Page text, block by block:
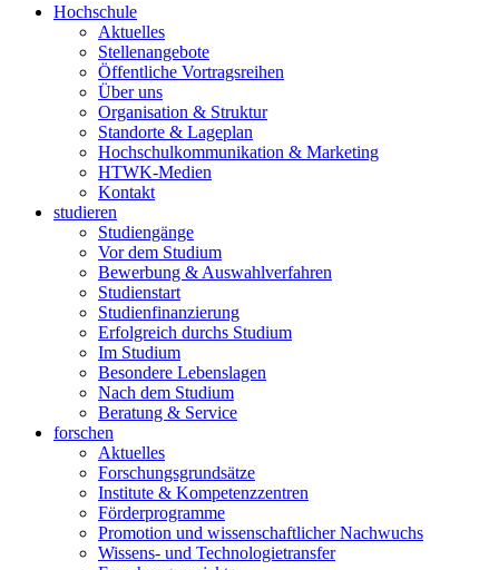
Hochschule
Aktuelles
Stellenangebote
Öffentliche Vortragsreihen
Über uns
Organisation & Struktur
Standorte & Lageplan
Hochschulkommunikation & Marketing
HTWK-Medien
Kontakt
studieren
Studiengänge
Vor dem Studium
Bewerbung & Auswahlverfahren
Studienstart
Studienfinanzierung
Erfolgreich durchs Studium
Im Studium
Besondere Lebenslagen
Nach dem Studium
Beratung & Service
forschen
Aktuelles
Forschungsgrundsätze
Institute & Kompetenzzentren
Förderprogramme
Promotion und wissenschaftlicher Nachwuchs
Wissens- und Technologietransfer